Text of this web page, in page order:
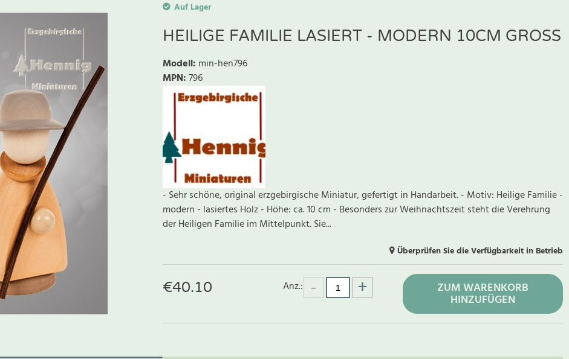
Auf Lager
HEILIGE FAMILIE LASIERT - MODERN 10CM GROSS
Modell: min-hen796
MPN:796
- Sehr schöne, original erzgebirgische Miniatur, gefertigt in Handarbeit. - Motiv: Heilige Familie -
modern - lasiertes Holz - Höhe: ca. 10 cm - Besonders zur Weihnachtszeit steht die Verehrung
der Heiligen Familie im Mittelpunkt. Sie...
Überprüfen Sie die Verfügbarkeit in Betrieb
€40.10 Anz.: ZUM WARENKORB
HINZUFÜGEN